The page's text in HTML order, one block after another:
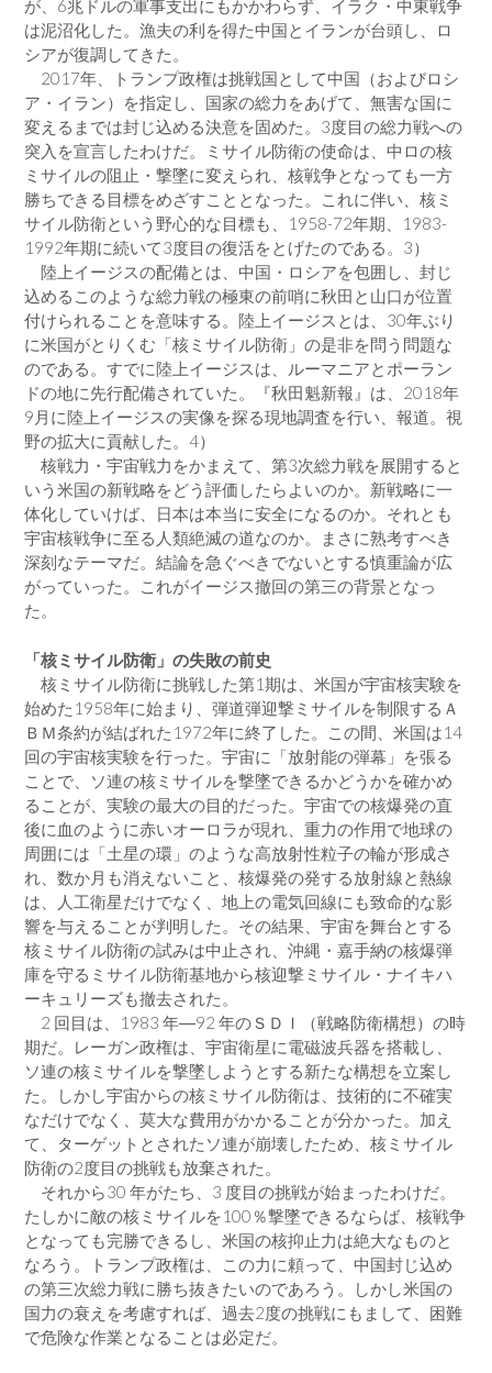
が、6兆ドルの軍事支出にもかかわらず、イラク・中東戦争
は泥沼化した。漁夫の利を得た中国とイランが台頭し、ロ
シアが復調してきた。
2017年、トランプ政権は挑戦国として中国（およびロシ
ア・イラン）を指定し、国家の総力をあげて、無害な国に
変えるまでは封じ込める決意を固めた。3度目の総力戦への
突入を宣言したわけだ。ミサイル防衛の使命は、中ロの核
ミサイルの阻止・撃墜に変えられ、核戦争となっても一方
勝ちできる目標をめざすこととなった。これに伴い、核ミ
サイル防衛という野心的な目標も、1958-72年期、1983-
1992年期に続いて3度目の復活をとげたのである。3）
陸上イージスの配備とは、中国・ロシアを包囲し、封じ
込めるこのような総力戦の極東の前哨に秋田と山口が位置
付けられることを意味する。陸上イージスとは、30年ぶり
に米国がとりくむ「核ミサイル防衛」の是非を問う問題な
のである。すでに陸上イージスは、ルーマニアとポーラン
ドの地に先行配備されていた。『秋田魁新報』は、2018年
9月に陸上イージスの実像を探る現地調査を行い、報道。視
野の拡大に貢献した。4）
核戦力・宇宙戦力をかまえて、第3次総力戦を展開すると
いう米国の新戦略をどう評価したらよいのか。新戦略に一
体化していけば、日本は本当に安全になるのか。それとも
宇宙核戦争に至る人類絶滅の道なのか。まさに熟考すべき
深刻なテーマだ。結論を急ぐべきでないとする慎重論が広
がっていった。これがイージス撤回の第三の背景となっ
た。
「核ミサイル防衛」の失敗の前史
核ミサイル防衛に挑戦した第1期は、米国が宇宙核実験を
始めた1958年に始まり、弾道弾迎撃ミサイルを制限するＡ
ＢＭ条約が結ばれた1972年に終了した。この間、米国は14
回の宇宙核実験を行った。宇宙に「放射能の弾幕」を張る
ことで、ソ連の核ミサイルを撃墜できるかどうかを確かめ
ることが、実験の最大の目的だった。宇宙での核爆発の直
後に血のように赤いオーロラが現れ、重力の作用で地球の
周囲には「土星の環」のような高放射性粒子の輪が形成さ
れ、数か月も消えないこと、核爆発の発する放射線と熱線
は、人工衛星だけでなく、地上の電気回線にも致命的な影
響を与えることが判明した。その結果、宇宙を舞台とする
核ミサイル防衛の試みは中止され、沖縄・嘉手納の核爆弾
庫を守るミサイル防衛基地から核迎撃ミサイル・ナイキハ
ーキュリーズも撤去された。
2 回目は、1983 年―92 年のＳＤＩ（戦略防衛構想）の時
期だ。レーガン政権は、宇宙衛星に電磁波兵器を搭載し、
ソ連の核ミサイルを撃墜しようとする新たな構想を立案し
た。しかし宇宙からの核ミサイル防衛は、技術的に不確実
なだけでなく、莫大な費用がかかることが分かった。加え
て、ターゲットとされたソ連が崩壊したため、核ミサイル
防衛の2度目の挑戦も放棄された。
それから30 年がたち、3 度目の挑戦が始まったわけだ。
たしかに敵の核ミサイルを100％撃墜できるならば、核戦争
となっても完勝できるし、米国の核抑止力は絶大なものと
なろう。トランプ政権は、この力に頼って、中国封じ込め
の第三次総力戦に勝ち抜きたいのであろう。しかし米国の
国力の衰えを考慮すれば、過去2度の挑戦にもまして、困難
で危険な作業となることは必定だ。